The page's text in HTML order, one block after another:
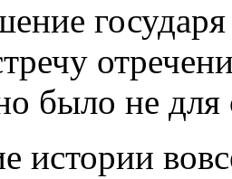
было не для
истории